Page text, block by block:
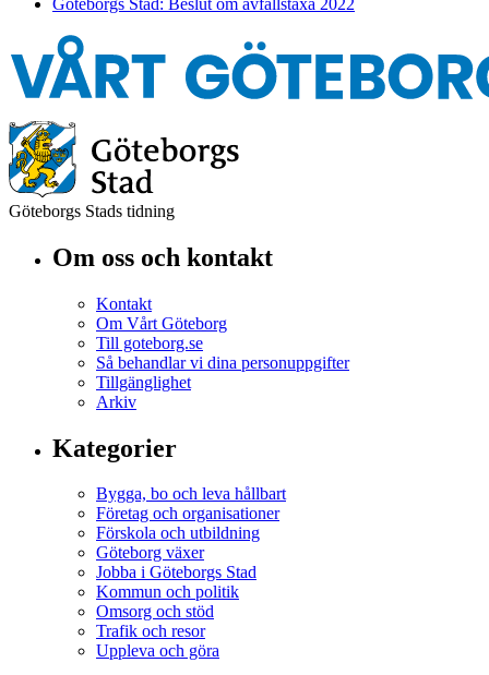
Göteborgs Stads tidning
Om oss och kontakt
Kontakt
Om Vårt Göteborg
Till goteborg.se
Så behandlar vi dina personuppgifter
Tillgänglighet
Arkiv
Kategorier
Bygga, bo och leva hållbart
Företag och organisationer
Förskola och utbildning
Göteborg växer
Jobba i Göteborgs Stad
Kommun och politik
Omsorg och stöd
Trafik och resor
Uppleva och göra